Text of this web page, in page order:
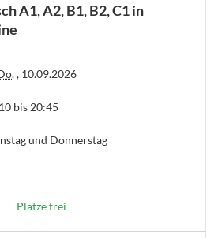
A1, A2, B1, B2, C1 in
, 10.09.2026
bis 20:45
und Donnerstag
Plätze frei